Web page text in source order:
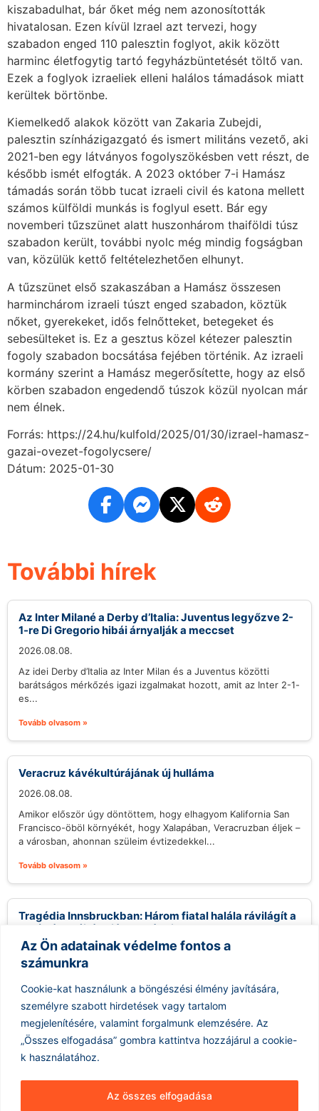
Az Ön adatainak védelme fontos a
számunkra
Cookie-kat használunk a böngészési élmény javítására,
személyre szabott hirdetések vagy tartalom
megjelenítésére, valamint forgalmunk elemzésére. Az
„Összes elfogadása” gombra kattintva hozzájárul a cookie-
k használatához.
Az összes elfogadása
kiszabadulhat, bár őket még nem azonosították
hivatalosan. Ezen kívül Izrael azt tervezi, hogy
szabadon enged 110 palesztin foglyot, akik között
harminc életfogytig tartó fegyházbüntetését töltő van.
Ezek a foglyok izraeliek elleni halálos támadások miatt
kerültek börtönbe.
Kiemelkedő alakok között van Zakaria Zubejdi,
palesztin színházigazgató és ismert militáns vezető, aki
2021-ben egy látványos fogolyszökésben vett részt, de
később ismét elfogták. A 2023 október 7-i Hamász
támadás során több tucat izraeli civil és katona mellett
számos külföldi munkás is foglyul esett. Bár egy
novemberi tűzszünet alatt huszonhárom thaiföldi túsz
szabadon került, további nyolc még mindig fogságban
van, közülük kettő feltételezhetően elhunyt.
A tűzszünet első szakaszában a Hamász összesen
harminchárom izraeli túszt enged szabadon, köztük
nőket, gyerekeket, idős felnőtteket, betegeket és
sebesülteket is. Ez a gesztus közel kétezer palesztin
fogoly szabadon bocsátása fejében történik. Az izraeli
kormány szerint a Hamász megerősítette, hogy az első
körben szabadon engedendő túszok közül nyolcan már
nem élnek.
Forrás: https://24.hu/kulfold/2025/01/30/izrael-hamasz-
gazai-ovezet-fogolycsere/
Dátum: 2025-01-30
További hírek
Az Inter Milané a Derby d’Italia: Juventus legyőzve 2-
1-re Di Gregorio hibái árnyalják a meccset
2026.08.08.
Az idei Derby d’Italia az Inter Milan és a Juventus közötti
barátságos mérkőzés igazi izgalmakat hozott, amit az Inter 2-1-
es...
Tovább olvasom »
Veracruz kávékultúrájának új hulláma
2026.08.08.
Amikor először úgy döntöttem, hogy elhagyom Kalifornia San
Francisco-öböl környékét, hogy Xalapában, Veracruzban éljek –
a városban, ahonnan szüleim évtizedekkel...
Tovább olvasom »
Tragédia Innsbruckban: Három fiatal halála rávilágít a
segítségnyújtás hiányosságaira
2026.08.08.
Innsbruck városát mélyen megrázta három kiskorú tragikus
halálesete, akik az illegális drogfogyasztás következtében
vesztették életüket alig néhány hét leforgása alatt....
Tovább olvasom »